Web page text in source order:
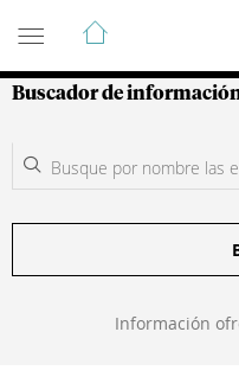
Guía de
Buscador de
Información